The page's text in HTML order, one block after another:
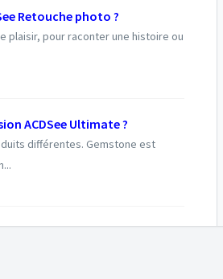
Retouche photo ?
plaisir, pour raconter une histoire ou
ACDSee Ultimate ?
différentes. Gemstone est